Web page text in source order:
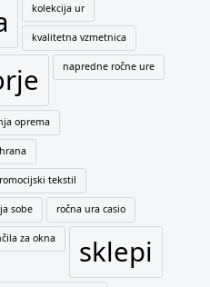
kolekcija ur
kvalitetna vzmetnica
napredne ročne ure
oprema
tekstil
sobe ročna ura casio
za okna sklepi